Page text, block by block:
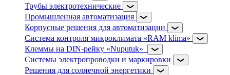
Трубы электротехнические
Промышленная автоматизация
Корпусные решения для автоматизации
Система контроля микроклимата «RAM klima»
Клеммы на DIN-рейку «Nuputuk»
Системы электропроводки и маркировки
Решения для солнечной энергетики